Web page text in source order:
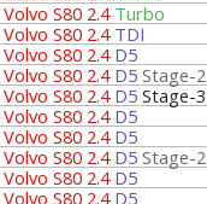
Volvo S80 2.4 Turbo
Volvo S80 2.4 TDI
Volvo S80 2.4D5
Volvo S80 2.4D5 Stage-2
Volvo S80 2.4D5 Stage-3
Volvo S80 2.4D5
Volvo S80 2.4D5
Volvo S80 2.4D5 Stage-2
Volvo S80 2.4D5
Volvo S80 2.4D5